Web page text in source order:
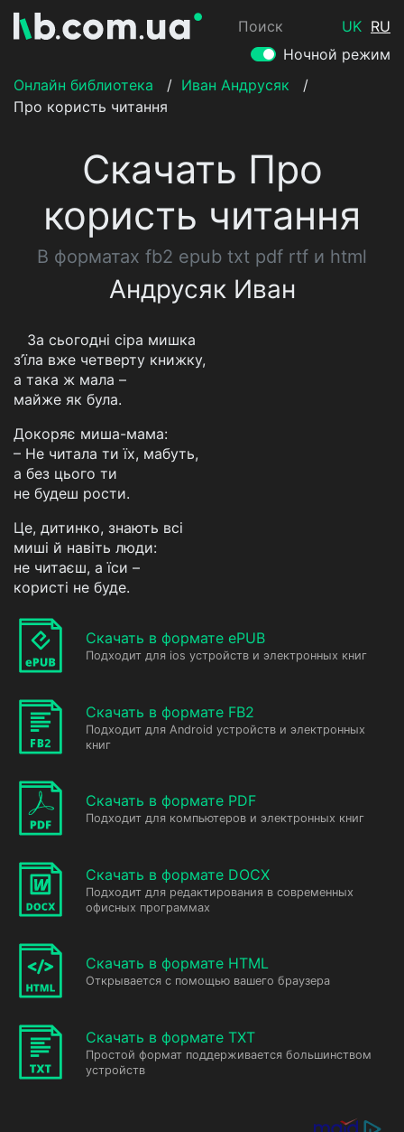
Поиск UK RU
Ночной режим
Онлайн библиотека
/ Иван Андрусяк
/
Про користь читання
Скачать Про
користь читання
В форматах fb2 epub txt pdf rtf и html
Андрусяк Иван
За сьогодні сіра мишка
з’їла вже четверту книжку,
а така ж мала –
майже як була.
Докоряє миша-мама:
– Не читала ти їх, мабуть,
а без цього ти
не будеш рости.
Це, дитинко, знають всі
миші й навіть люди:
не читаєш, а їси –
користі не буде.
Скачать в формате ePUB
Подходит для ios устройств и электронных книг
Скачать в формате FB2
Подходит для Android устройств и электронных
книг
Скачать в формате PDF
Подходит для компьютеров и электронных книг
Скачать в формате DOCX
Подходит для редактирования в современных
офисных программах
Скачать в формате HTML
Открывается с помощью вашего браузера
Скачать в формате TXT
Простой формат поддерживается большинством
устройств